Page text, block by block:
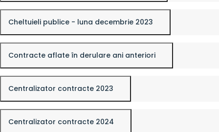
Cheltuieli publice - luna decembrie 2023
Contracte aflate în derulare ani anteriori
Centralizator contracte 2023
Centralizator contracte 2024